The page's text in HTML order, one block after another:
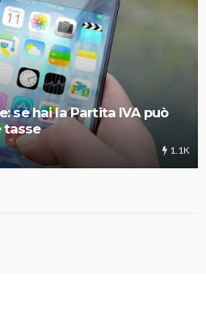
se hai la Partita IVA può
tasse
1.1K